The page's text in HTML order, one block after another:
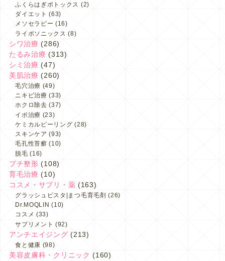
ふくらはぎボトックス (2)
ダイエット (63)
メソセラピー (16)
ライポソニックス (8)
シワ治療 (286)
たるみ治療 (313)
シミ治療 (47)
美肌治療 (260)
毛穴治療 (49)
ニキビ治療 (33)
ホクロ除去 (37)
イボ治療 (23)
ケミカルピーリング (28)
スキンケア (93)
毛孔性苔癬 (10)
脱毛 (16)
プチ整形 (108)
育毛治療 (10)
コスメ・サプリ・薬 (163)
グラッシュビスタ|まつ毛育毛剤 (26)
Dr.MOQLIN (10)
コスメ (33)
サプリメント (92)
アンチエイジング (213)
食と健康 (98)
美容皮膚科・クリニック (160)